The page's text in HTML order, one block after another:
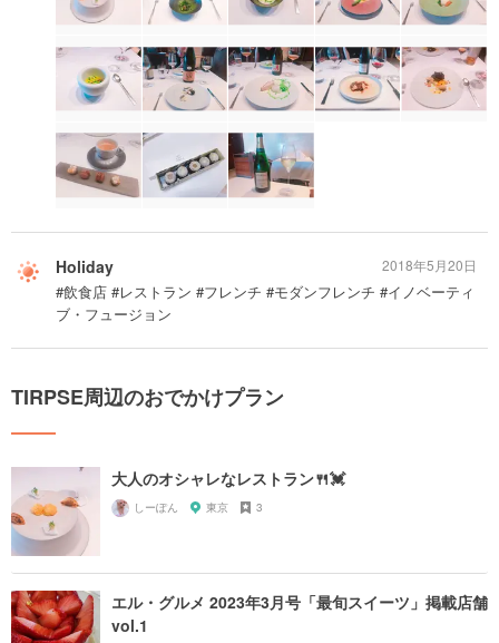
Holiday
#飲食店 #レストラン #フレンチ #モダンフレンチ #イノベーティ
ブ・フュージョン
2018年5月20日
TIRPSE周辺のおでかけプラン
大人のオシャレなレストラン🍴💓
しーぽん 東京 3
エル・グルメ 2023年3月号「最旬スイーツ」掲載店舗
vol.1